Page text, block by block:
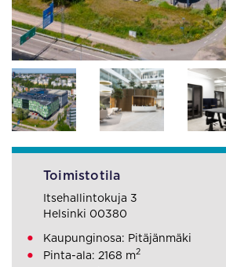
Toimistotila
Itsehallintokuja 3
Helsinki 00380
Kaupunginosa: Pitäjänmäki
Pinta-ala: 2168 m2